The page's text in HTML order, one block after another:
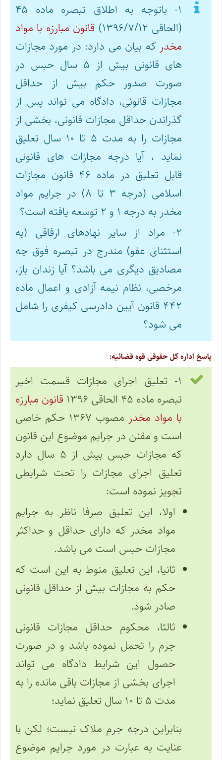
۱- باتوجه به اطلاق تبصره ماده ۴۵
(الحاقی ۱۳۹۶/۷/۱۲)
قانون مبارزه با مواد
مخدر که بیان می دارد: در مورد مجازات
های قانونی بیش از ۵ سال حبس در
صورت صدور حکم بیش از حداقل
مجازات قانونی، دادگاه می تواند پس از
گذراندن حداقل مجازات قانونی، بخشی از
مجازات را به مدت ۵ تا ۱۰ سال تعلیق
نماید ، آیا درجه مجازات های قانونی
قابل تعلیق در ماده ۴۶ قانون مجازات
اسلامی (درجه ۳ تا ۸) در جرایم مواد
مخدر به درجه ۱ و ۲ توسعه یافته است؟
۲- مراد از سایر نهادهای ارفاقی (به
استثنای عفو) مندرج در تبصره فوق چه
مصادیق دیگری می باشد؟ آیا زندان باز،
مرخصی، نظام نیمه آزادی و اعمال ماده
۴۴۲ قانون آیین دادرسی کیفری را شامل
می شود؟
پاسخ اداره کل حقوقی قوه قضائیه:
۱- تعلیق اجرای مجازات قسمت اخیر
تبصره ماده ۴۵ الحاقی ۱۳۹۶
قانون مبارزه
با مواد مخدر
مصوب ۱۳۶۷ حکم خاصی
است و مقنن در جرایم موضوع این قانون
که مجازات حبس بیش از ۵ سال دارد
تعلیق اجرای مجازات را تحت شرایطی
تجویز نموده است:
اولا، این تعلیق صرفا ناظر به جرایم
مواد مخدر که دارای حداقل و حداکثر
مجازات حبس است می باشد.
ثانیا، این تعلیق منوط به این است که
حکم به مجازات بیش از حداقل قانونی
صادر شود.
ثالثا، محکوم حداقل مجازات قانونی
جرم را تحمل نموده باشد و در صورت
حصول این شرایط دادگاه می تواند
اجرای بخشی از مجازات باقی مانده را به
مدت ۵ تا ۱۰ سال تعلیق نماید؛
بنابراین درجه جرم ملاک نیست؛ لکن با
عنایت به عبارت در مورد جرایم موضوع